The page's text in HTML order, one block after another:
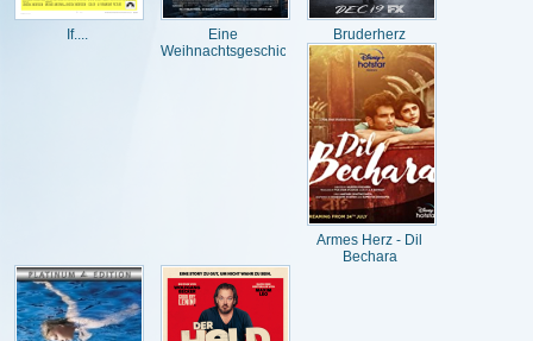
If....
Eine
Weihnachtsgeschichte
Bruderherz
Armes Herz - Dil
Bechara